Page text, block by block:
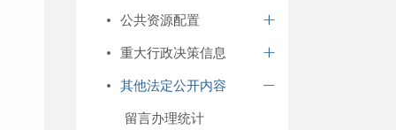
公共资源配置
重大行政决策信息
其他法定公开内容
留言办理统计